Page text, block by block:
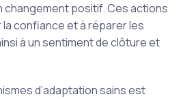
changement positif. Ces actions
confiance et à réparer les
à un sentiment de clôture et
d’adaptation sains est